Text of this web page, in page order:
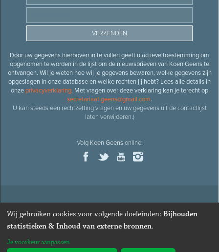
Door uw gegevens hierboven in te vullen geeft u actieve toestemming om
opgenomen te worden in de lijst om de nieuwsbrieven van Koen Geens te
ontvangen. Wil je weten hoe wij je gegevens bewaren, welke gegevens zijn
opgeslagen in onze database en welke rechten jij hebt? Lees alle details in
onze privacyverklaring. Met vragen over deze verklaring kan je terecht op
secretariaat.geens@gmail.com.
U kan steeds een rechtzetting vragen en uw gegevens uit de contactlijst
laten verwijderen.)
Volg Koen Geensonline:
© 2026Oud-minister en ere-volksvertegenwoordiger Koen
· Alle rechten voorbehouden · Cookies wijzigen
Webdesign&website ontwikkelingdoor Zenjoy in Leuven
Wij gebruiken cookies voor volgende doeleinden: Bijhouden
statistieken & Inhoud van externe bronnen.
Je voorkeur aanpassen